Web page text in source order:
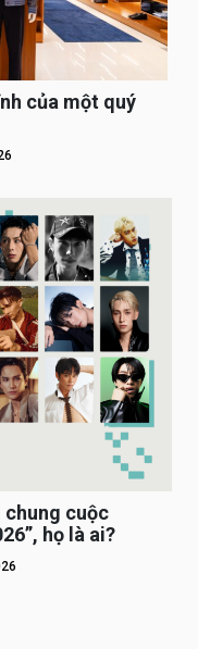
của một quý
chung cuộc
họ là ai?